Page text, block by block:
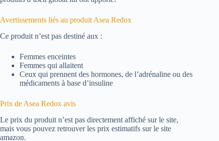
Avertissements liés au produit Asea Redox
Ce produit n’est pas destiné aux :
Femmes enceintes
Femmes qui allaitent
Ceux qui prennent des hormones, de l’adrénaline ou des
médicaments à base d’insuline
Prix ​​de Asea Redox avis
Le prix du produit n’est pas directement affiché sur le site,
mais vous pouvez retrouver les prix estimatifs sur le site
amazon.